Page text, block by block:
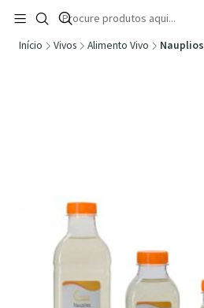
🚚 Portugal Continental: Portes Grátis desde
Ler mais
Início Vivos Alimento Vivo